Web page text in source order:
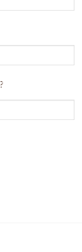
136×129 kogus